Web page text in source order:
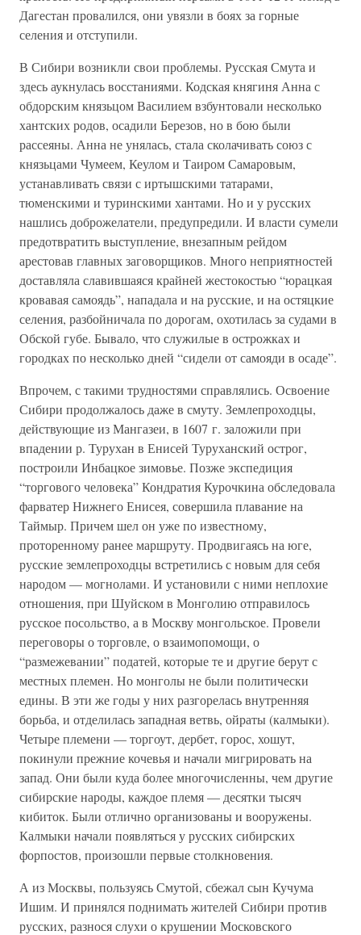
Дагестан провалился, они увязли в боях за горные
селения и отступили.
В Сибири возникли свои проблемы. Русская Смута и
здесь аукнулась восстаниями. Кодская княгиня Анна с
обдорским князьцом Василием взбунтовали несколько
хантских родов, осадили Березов, но в бою были
рассеяны. Анна не унялась, стала сколачивать союз с
князьцами Чумеем, Кеулом и Таиром Самаровым,
устанавливать связи с иртышскими татарами,
тюменскими и туринскими хантами. Но и у русских
нашлись доброжелатели, предупредили. И власти сумели
предотвратить выступление, внезапным рейдом
арестовав главных заговорщиков. Много неприятностей
доставляла славившаяся крайней жестокостью “юрацкая
кровавая самоядь”, нападала и на русские, и на остяцкие
селения, разбойничала по дорогам, охотилась за судами в
Обской губе. Бывало, что служилые в острожках и
городках по несколько дней “сидели от самояди в осаде”.
Впрочем, с такими трудностями справлялись. Освоение
Сибири продолжалось даже в смуту. Землепроходцы,
действующие из Мангазеи, в 1607 г. заложили при
впадении р. Турухан в Енисей Туруханский острог,
построили Инбацкое зимовье. Позже экспедиция
“торгового человека” Кондратия Курочкина обследовала
фарватер Нижнего Енисея, совершила плавание на
Таймыр. Причем шел он уже по известному,
проторенному ранее маршруту. Продвигаясь на юге,
русские землепроходцы встретились с новым для себя
народом — могнолами. И установили с ними неплохие
отношения, при Шуйском в Монголию отправилось
русское посольство, а в Москву монгольское. Провели
переговоры о торговле, о взаимопомощи, о
“размежевании” податей, которые те и другие берут с
местных племен. Но монголы не были политически
едины. В эти же годы у них разгорелась внутренняя
борьба, и отделилась западная ветвь, ойраты (калмыки).
Четыре племени — торгоут, дербет, горос, хошут,
покинули прежние кочевья и начали мигрировать на
запад. Они были куда более многочисленны, чем другие
сибирские народы, каждое племя — десятки тысяч
кибиток. Были отлично организованы и вооружены.
Калмыки начали появляться у русских сибирских
форпостов, произошли первые столкновения.
А из Москвы, пользуясь Смутой, сбежал сын Кучума
Ишим. И принялся поднимать жителей Сибири против
русских, разнося слухи о крушении Московского